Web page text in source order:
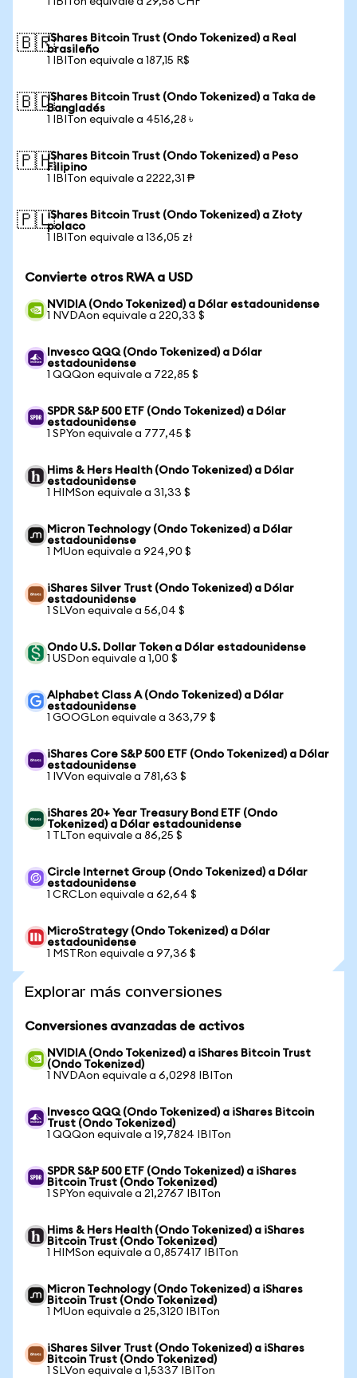
🇧🇷iShares Bitcoin Trust (Ondo Tokenized) a Real
brasileño
1 IBITon equivale a 187,15 R$
🇧🇩iShares Bitcoin Trust (Ondo Tokenized) a Taka de
Bangladés
1 IBITon equivale a 4516,28 ৳
🇵🇭iShares Bitcoin Trust (Ondo Tokenized) a Peso
Filipino
1 IBITon equivale a 2222,31 ₱
🇵🇱iShares Bitcoin Trust (Ondo Tokenized) a Złoty
polaco
1 IBITon equivale a 136,05 zł
Convierte otros RWA a USD
NVIDIA (Ondo Tokenized) a Dólar estadounidense
1 NVDAon equivale a 220,33 $
Invesco QQQ (Ondo Tokenized) a Dólar
estadounidense
1 QQQon equivale a 722,85 $
SPDR S&P 500 ETF (Ondo Tokenized) a Dólar
estadounidense
1 SPYon equivale a 777,45 $
Hims & Hers Health (Ondo Tokenized) a Dólar
estadounidense
1 HIMSon equivale a 31,33 $
Micron Technology (Ondo Tokenized) a Dólar
estadounidense
1 MUon equivale a 924,90 $
iShares Silver Trust (Ondo Tokenized) a Dólar
estadounidense
1 SLVon equivale a 56,04 $
Ondo U.S. Dollar Token a Dólar estadounidense
1 USDon equivale a 1,00 $
Alphabet Class A (Ondo Tokenized) a Dólar
estadounidense
1 GOOGLon equivale a 363,79 $
iShares Core S&P 500 ETF (Ondo Tokenized) a Dólar
estadounidense
1 IVVon equivale a 781,63 $
iShares 20+ Year Treasury Bond ETF (Ondo
Tokenized) a Dólar estadounidense
1 TLTon equivale a 86,25 $
Circle Internet Group (Ondo Tokenized) a Dólar
estadounidense
1 CRCLon equivale a 62,64 $
MicroStrategy (Ondo Tokenized) a Dólar
estadounidense
1 MSTRon equivale a 97,36 $
Explorar más conversiones
Conversiones avanzadas de activos
NVIDIA (Ondo Tokenized) a iShares Bitcoin Trust
(Ondo Tokenized)
1 NVDAon equivale a 6,0298 IBITon
Invesco QQQ (Ondo Tokenized) a iShares Bitcoin
Trust (Ondo Tokenized)
1 QQQon equivale a 19,7824 IBITon
SPDR S&P 500 ETF (Ondo Tokenized) a iShares
Bitcoin Trust (Ondo Tokenized)
1 SPYon equivale a 21,2767 IBITon
Hims & Hers Health (Ondo Tokenized) a iShares
Bitcoin Trust (Ondo Tokenized)
1 HIMSon equivale a 0,857417 IBITon
Micron Technology (Ondo Tokenized) a iShares
Bitcoin Trust (Ondo Tokenized)
1 MUon equivale a 25,3120 IBITon
iShares Silver Trust (Ondo Tokenized) a iShares
Bitcoin Trust (Ondo Tokenized)
1 SLVon equivale a 1,5337 IBITon